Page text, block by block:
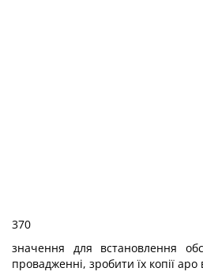
370
значення для встановлення
провадженні, зробити їх копії аро